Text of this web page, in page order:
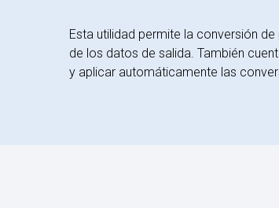
Esta utilidad permite la conversión
de los datos de salida. También
y aplicar automáticamente las